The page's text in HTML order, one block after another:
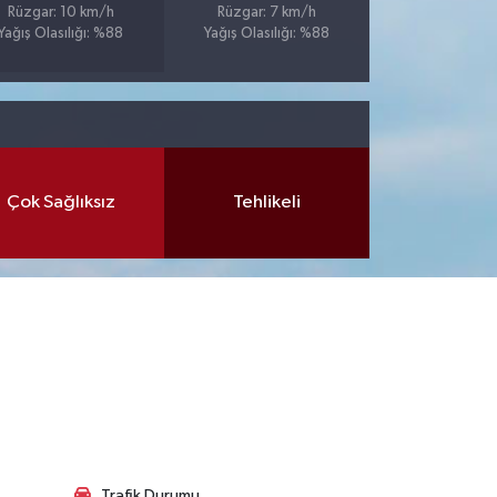
Rüzgar: 10 km/h
Olasılığı: %88
Rüzgar: 7 km/h
Yağış Olasılığı: %88
Çok Sağlıksız Tehlikeli